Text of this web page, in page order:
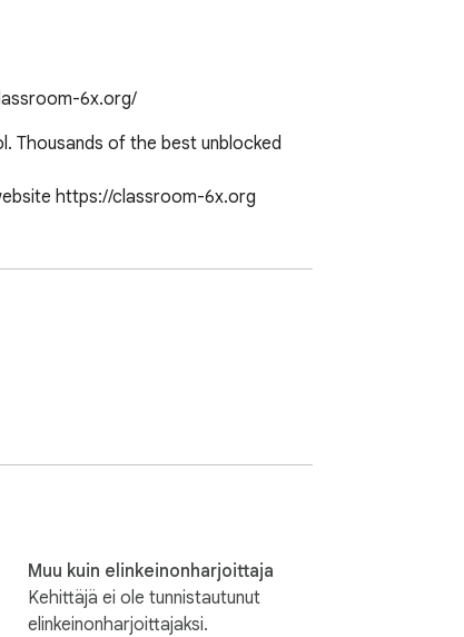
6x.org/
Thousands of the best unblocked
https://classroom-6x.org
Muu kuin elinkeinonharjoittaja
Kehittäjä ei ole tunnistautunut
elinkeinonharjoittajaksi.